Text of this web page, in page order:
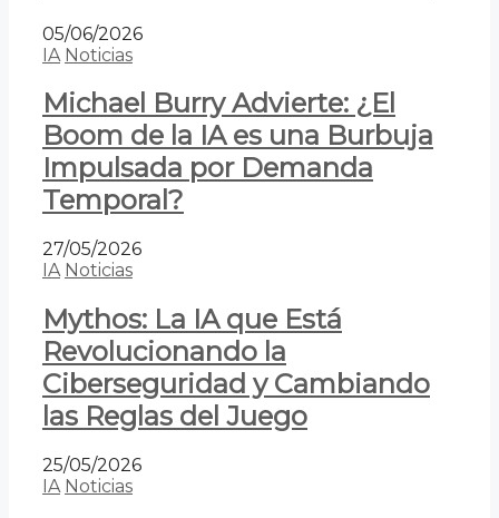
05/06/2026
IA Noticias
Michael Burry Advierte: ¿El
Boom de la IA es una Burbuja
Impulsada por Demanda
Temporal?
27/05/2026
IA Noticias
Mythos: La IA que Está
Revolucionando la
Ciberseguridad y Cambiando
las Reglas del Juego
25/05/2026
IA Noticias